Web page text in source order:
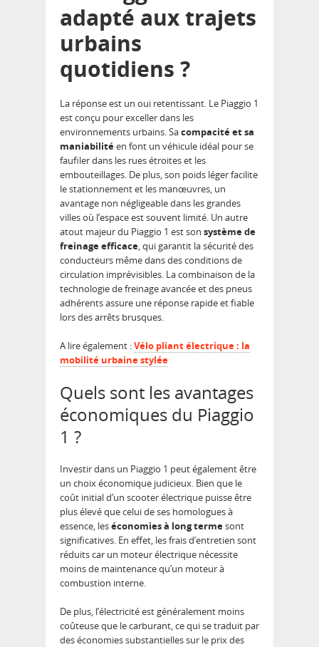
adapté aux trajets
urbains
quotidiens ?
La réponse est un oui retentissant. Le Piaggio 1
est conçu pour exceller dans les
environnements urbains. Sacompacité et sa
maniabilitéen font un véhicule idéal pour se
faufiler dans les rues étroites et les
embouteillages. De plus, son poids léger facilite
le stationnement et les manœuvres, un
avantage non négligeable dans les grandes
villes où l’espace est souvent limité. Un autre
atout majeur du Piaggio 1 est son système de
freinage efficace, qui garantit la sécurité des
conducteurs même dans des conditions de
circulation imprévisibles. La combinaison de la
technologie de freinage avancée et des pneus
adhérents assure une réponse rapide et fiable
lors des arrêts brusques.
A lire également :Vélo pliant électrique : la
mobilité urbaine stylée
Quels sont les avantages
économiques du Piaggio
1 ?
Investir dans un Piaggio 1 peut également être
un choix économique judicieux. Bien que le
coût initial d’un scooter électrique puisse être
plus élevé que celui de ses homologues à
essence, leséconomies à long termesont
significatives. En effet, les frais d’entretien sont
réduits car un moteur électrique nécessite
moins de maintenance qu’un moteur à
combustion interne.
De plus, l’électricité est généralement moins
coûteuse que le carburant, ce qui se traduit par
des économies substantielles sur le prix des